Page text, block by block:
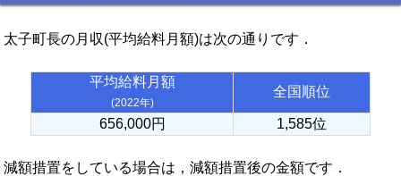
太子町長の月収(平均給料月額)は次の通りです．
平均給料月額
(2022年)
全国順位
656,000円 1,585位
減額措置をしている場合は，減額措置後の金額です．